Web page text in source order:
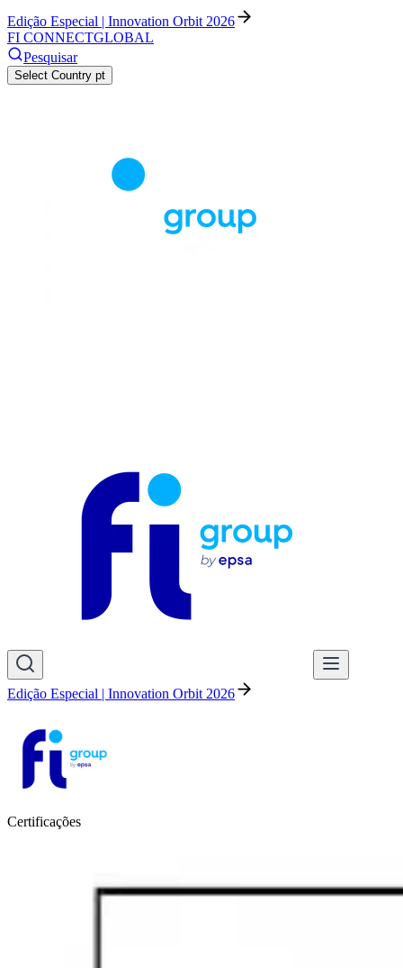
Edição Especial | Innovation Orbit 2026
FI CONNECTGLOBAL
Pesquisar
Select Country pt
Edição Especial | Innovation Orbit 2026
Certificações